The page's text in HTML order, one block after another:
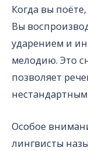
Когда вы
Вы
ударением и
мелодию. Это
позволяет
нестандартным
Особое
лингвисты